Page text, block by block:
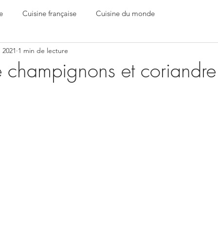
Cuisine française Cuisine du monde
champignons et coriandre
2021 1 min de lecture